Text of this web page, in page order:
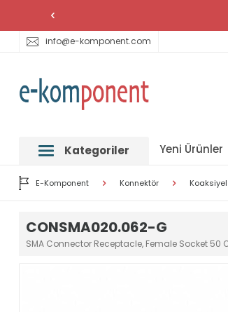
info@e-komponent.com
Kategoriler Yeni Ürünler
E-Komponent Konnektör
CONSMA020.062-G
SMA Connector Receptacle, Female Socket 50